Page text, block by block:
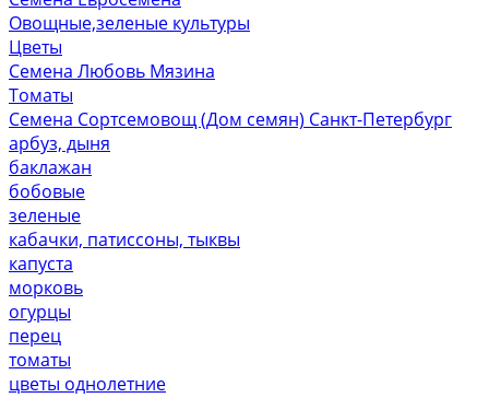
Овощные,зеленые культуры
Цветы
Семена Любовь Мязина
Томаты
Семена Сортсемовощ (Дом семян) Санкт-Петербург
арбуз, дыня
баклажан
бобовые
зеленые
кабачки, патиссоны, тыквы
капуста
морковь
огурцы
перец
томаты
цветы однолетние